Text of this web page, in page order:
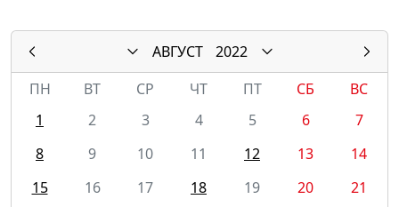
АВГУСТ
2022
ПН
ВТ СР ЧТ ПТ СБ
ВС
1
2 3 4 5 6
7
8
9 10 11 12 13
14
15
16 17 18 19 20
21